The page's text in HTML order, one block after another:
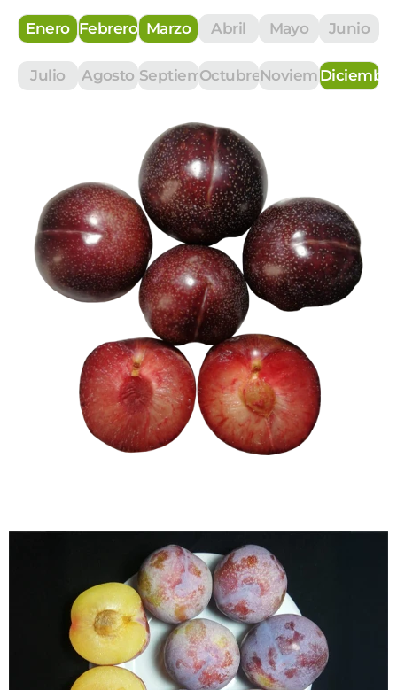
Enero Febrero Marzo Abril Mayo Junio
Julio Agosto SeptiembreOctubreNoviembre